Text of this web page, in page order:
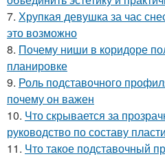
7. Хрупкая девушка за час
это возможно
8. Почему ниши в коридоре
планировке
9. Роль подставочного
почему он важен
10. Что скрывается за
руководство по составу
11. Что такое подставочный